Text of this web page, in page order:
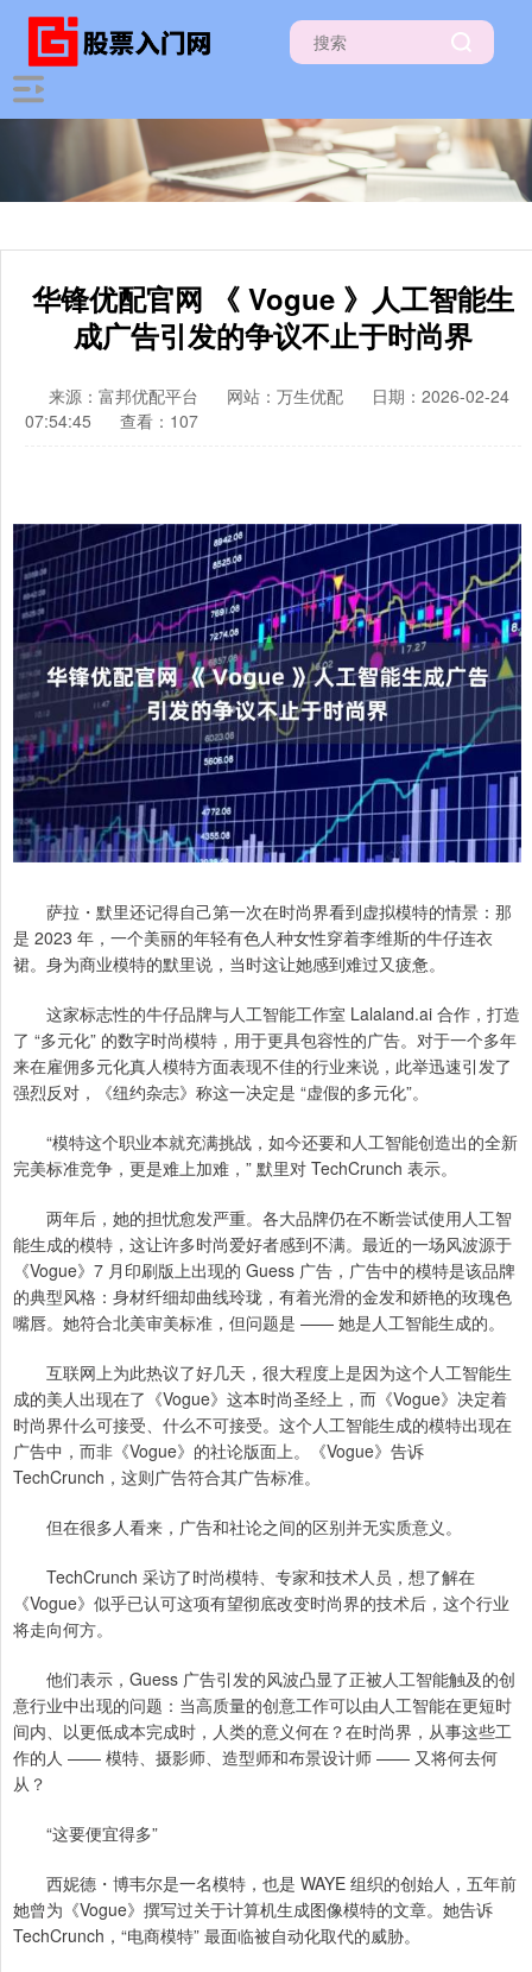
华锋优配官网 《 Vogue 》人工智能生
成广告引发的争议不止于时尚界
来源：富邦优配平台 网站：万生优配
日期：2026-02-24
07:54:45
查看：107
萨拉・默里还记得自己第一次在时尚界看到虚拟模特的情景：那
是 2023 年，一个美丽的年轻有色人种女性穿着李维斯的牛仔连衣
裙。身为商业模特的默里说，当时这让她感到难过又疲惫。
这家标志性的牛仔品牌与人工智能工作室 Lalaland.ai 合作，打造
了 “多元化” 的数字时尚模特，用于更具包容性的广告。对于一个多年
来在雇佣多元化真人模特方面表现不佳的行业来说，此举迅速引发了
强烈反对，《纽约杂志》称这一决定是 “虚假的多元化”。
“模特这个职业本就充满挑战，如今还要和人工智能创造出的全新
完美标准竞争，更是难上加难，” 默里对 TechCrunch 表示。
两年后，她的担忧愈发严重。各大品牌仍在不断尝试使用人工智
能生成的模特，这让许多时尚爱好者感到不满。最近的一场风波源于
《Vogue》7 月印刷版上出现的 Guess 广告，广告中的模特是该品牌
的典型风格：身材纤细却曲线玲珑，有着光滑的金发和娇艳的玫瑰色
嘴唇。她符合北美审美标准，但问题是 —— 她是人工智能生成的。
互联网上为此热议了好几天，很大程度上是因为这个人工智能生
成的美人出现在了《Vogue》这本时尚圣经上，而《Vogue》决定着
时尚界什么可接受、什么不可接受。这个人工智能生成的模特出现在
广告中，而非《Vogue》的社论版面上。《Vogue》告诉
TechCrunch，这则广告符合其广告标准。
但在很多人看来，广告和社论之间的区别并无实质意义。
TechCrunch 采访了时尚模特、专家和技术人员，想了解在
《Vogue》似乎已认可这项有望彻底改变时尚界的技术后，这个行业
将走向何方。
他们表示，Guess 广告引发的风波凸显了正被人工智能触及的创
意行业中出现的问题：当高质量的创意工作可以由人工智能在更短时
间内、以更低成本完成时，人类的意义何在？在时尚界，从事这些工
作的人 —— 模特、摄影师、造型师和布景设计师 —— 又将何去何
从？
“这要便宜得多”
西妮德・博韦尔是一名模特，也是 WAYE 组织的创始人，五年前
她曾为《Vogue》撰写过关于计算机生成图像模特的文章。她告诉
TechCrunch，“电商模特” 最面临被自动化取代的威胁。